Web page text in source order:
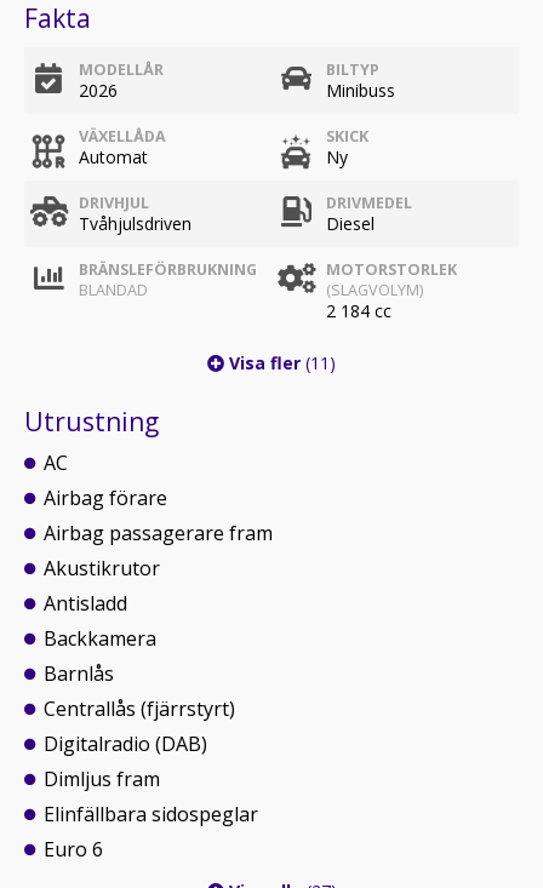
Fakta
MODELLÅR
2026
BILTYP
Minibuss
VÄXELLÅDA
Automat
SKICK
Ny
DRIVHJUL
Tvåhjulsdriven
DRIVMEDEL
Diesel
BRÄNSLEFÖRBRUKNING
BLANDAD
MOTORSTORLEK
(SLAGVOLYM)
2 184 cc
Visa fler (11)
Utrustning
AC
Airbag förare
Airbag passagerare fram
Akustikrutor
Antisladd
Backkamera
Barnlås
Centrallås (fjärrstyrt)
Digitalradio (DAB)
Dimljus fram
Elinfällbara sidospeglar
Euro 6